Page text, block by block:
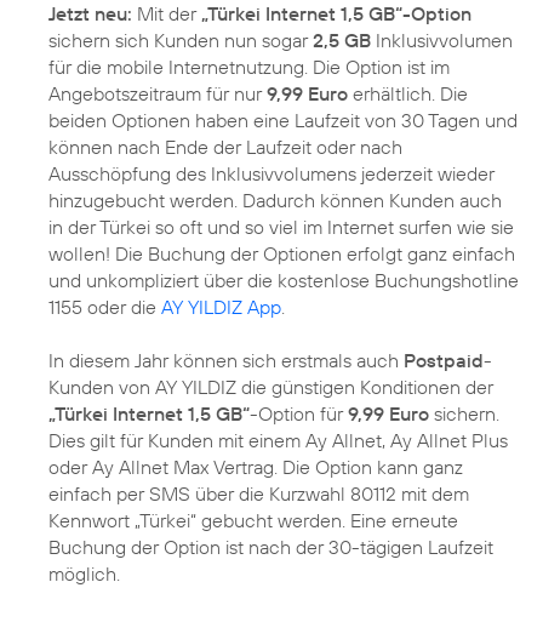
Jetzt neu: Mit der„Türkei Internet 1,5 GB“-Option
sichern sich Kunden nun sogar2,5 GB Inklusivvolumen
für die mobile Internetnutzung. Die Option ist im
Angebotszeitraum für nur9,99 Euro erhältlich. Die
beiden Optionen haben eine Laufzeit von 30 Tagen und
können nach Ende der Laufzeit oder nach
Ausschöpfung des Inklusivvolumens jederzeit wieder
hinzugebucht werden. Dadurch können Kunden auch
in der Türkei so oft und so viel im Internet surfen wie sie
wollen! Die Buchung der Optionen erfolgt ganz einfach
und unkompliziert über die kostenlose Buchungshotline
1155 oder die AY YILDIZ App.
In diesem Jahr können sich erstmals auch Postpaid-
Kunden von AY YILDIZ die günstigen Konditionen der
„Türkei Internet 1,5 GB“-Option für9,99 Euro sichern.
Dies gilt für Kunden mit einem Ay Allnet, Ay Allnet Plus
oder Ay Allnet Max Vertrag. Die Option kann ganz
einfach per SMS über die Kurzwahl 80112 mit dem
Kennwort „Türkei“ gebucht werden. Eine erneute
Buchung der Option ist nach der 30-tägigen Laufzeit
möglich.